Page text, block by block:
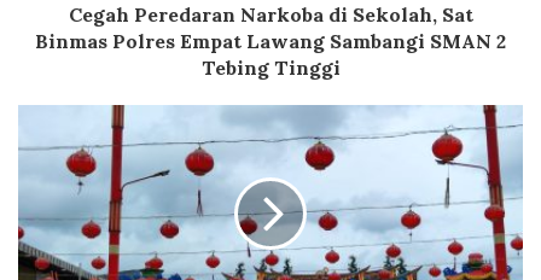
Cegah Peredaran Narkoba di Sekolah, Sat
Binmas Polres Empat Lawang Sambangi SMAN 2
Tebing Tinggi